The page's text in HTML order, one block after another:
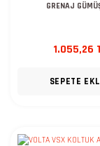
GRENAJ
1.055,26
SEPETE